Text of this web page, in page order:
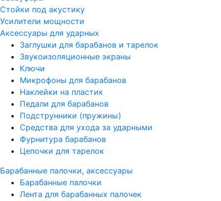
Стойки под акустику
Усилители мощности
Аксессуары для ударных
Заглушки для барабанов и тарелок
Звукоизоляционные экраны
Ключи
Микрофоны для барабанов
Наклейки на пластик
Педали для барабанов
Подструнники (пружины)
Средства для ухода за ударными
Фурнитура барабанов
Цепочки для тарелок
Барабанные палочки, аксессуары
Барабанные палочки
Лента для барабанных палочек